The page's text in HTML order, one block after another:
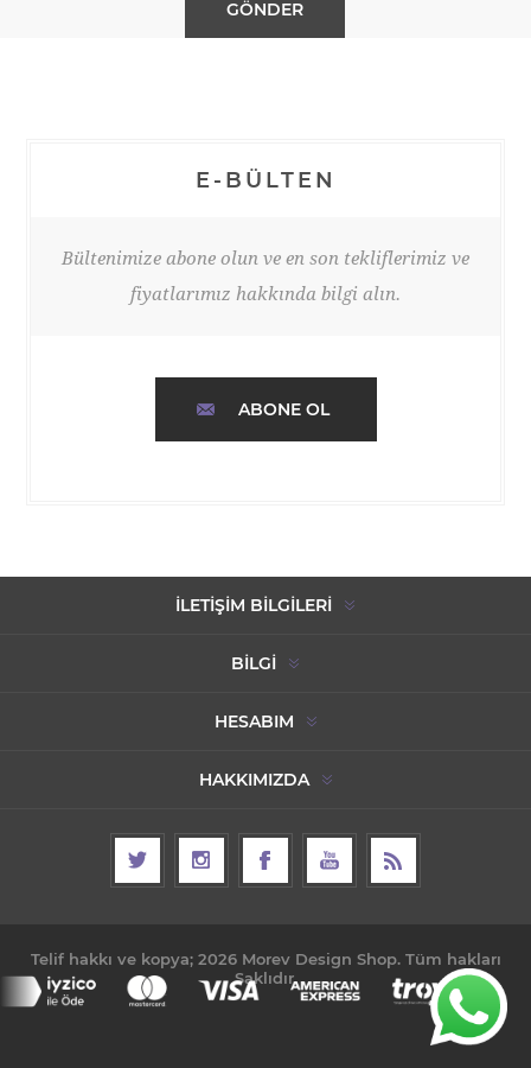
E-BÜLTEN
Bültenimize abone olun ve en son tekliflerimiz ve
fiyatlarımız hakkında bilgi alın.
ABONE OL
İLETIŞIM BILGILERI
BILGI
HESABIM
HAKKIMIZDA
Telif hakkı ve kopya; 2026 Morev Design Shop. Tüm hakları
Saklıdır.